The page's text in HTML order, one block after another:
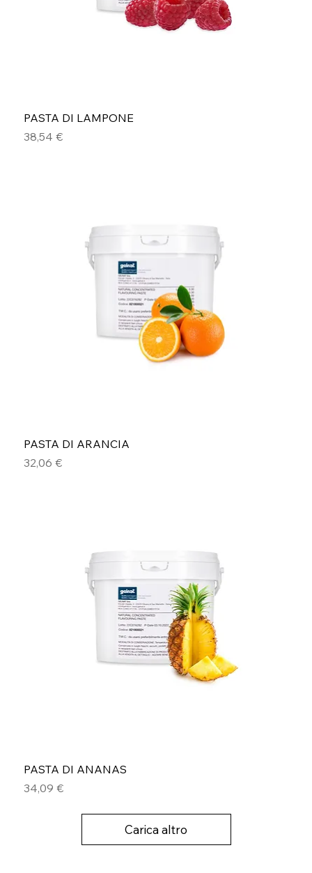
PASTA DI LAMPONE
Prezzo
38,54 €
PASTA DI ARANCIA
Prezzo
32,06 €
PASTA DI ANANAS
Prezzo
34,09 €
Carica altro